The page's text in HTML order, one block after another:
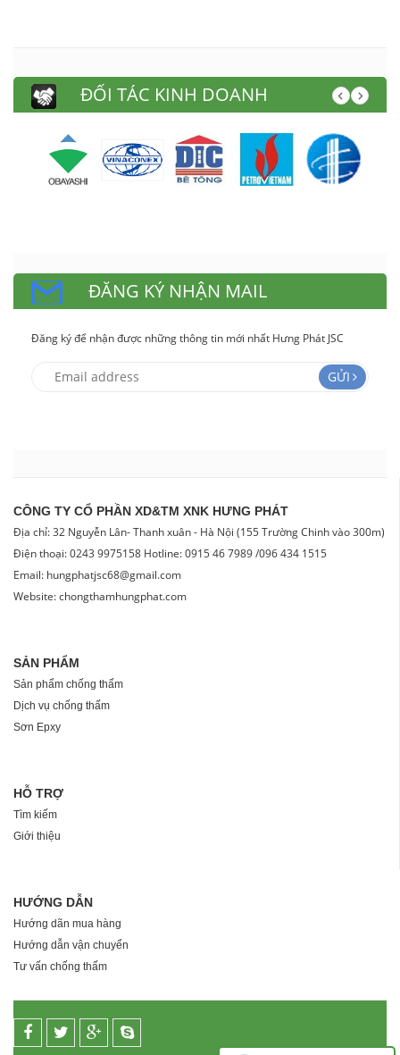
ĐỐI TÁC KINH DOANH
ĐĂNG KÝ NHẬN MAIL
Đăng ký để nhận được những thông tin mới nhất Hưng Phát JSC
GỬI
CÔNG TY CỔ PHẦN XD&TM XNK HƯNG PHÁT
Địa chỉ: 32 Nguyễn Lân- Thanh xuân - Hà Nội (155 Trường Chinh vào 300m)
Điện thoại: 0243 9975158 Hotline: 0915 46 7989 /096 434 1515
Email: hungphatjsc68@gmail.com
Website: chongthamhungphat.com
SẢN PHẨM
Sản phẩm chống thấm
Dịch vụ chống thấm
Sơn Epxy
HỖ TRỢ
Tìm kiếm
Giới thiệu
HƯỚNG DẪN
Hướng dãn mua hàng
Hướng dẫn vận chuyển
Tư vấn chống thấm